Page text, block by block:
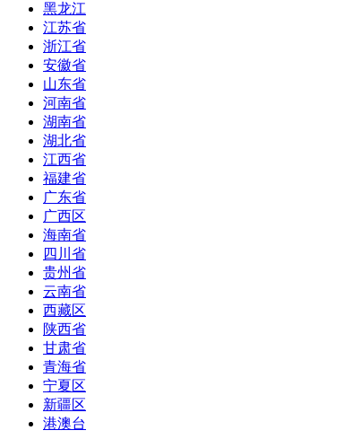
黑龙江
江苏省
浙江省
安徽省
山东省
河南省
湖南省
湖北省
江西省
福建省
广东省
广西区
海南省
四川省
贵州省
云南省
西藏区
陕西省
甘肃省
青海省
宁夏区
新疆区
港澳台